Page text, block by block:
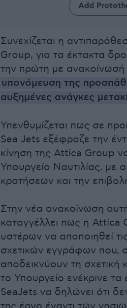
Add
Συνεχίζεται η
Group, για τα έκτακτα
την πρώτη με ανακοίνωσή
υπονόμευση της
αυξημένες ανάγκες
Υπενθυμίζεται πως σε
Sea Jets εξέφραζε την
κίνηση της Attica Group
Υπουργείο Ναυτιλίας, με
κρατήσεων και την
Στην νέα ανακοίνωση
καταγγέλλει πως η
υστέρων να αποποιηθεί
σχετικών εγγράφων που,
αποδεικνύουν τη σχετική
το Υπουργείο ενέκρινε
SeaJets να δηλώνει ότι